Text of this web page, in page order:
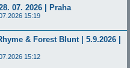
07. 2026 | Praha
15:19
& Forest Blunt | 5.9.2026 |
15:12